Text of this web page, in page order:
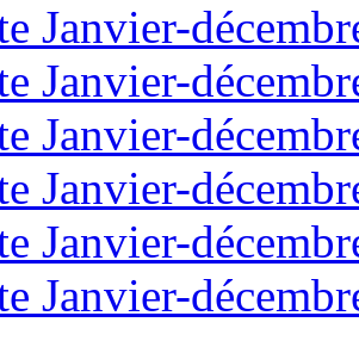
Janvier-
Janvier-
Janvier-
Janvier-
Janvier-
Janvier-